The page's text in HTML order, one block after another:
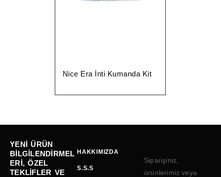
Nice Era İnti Kumanda Kit
YENI ÜRÜN
BILGILENDIRMEL
ERI, ÖZEL
TEKLIFLER VE
HAKKIMIZDA
S.S.S
Siparişiniz,
ürünlerimiz veya